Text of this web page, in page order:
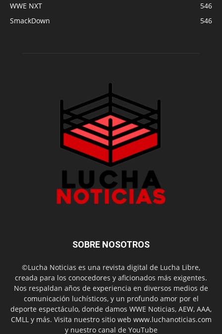
WWE NXT
546
SmackDown
546
SOBRE NOSOTROS
©Lucha Noticias es una revista digital de Lucha Libre,
creada para los conocedores y aficionados más exigentes.
Nos respaldan años de experiencia en diversos medios de
comunicación luchísticos, y un profundo amor por el
deporte espectáculo, donde damos WWE Noticias, AEW, AAA,
CMLL y más. Visita nuestro sitio web www.luchanoticias.com
y nuestro canal de YouTube